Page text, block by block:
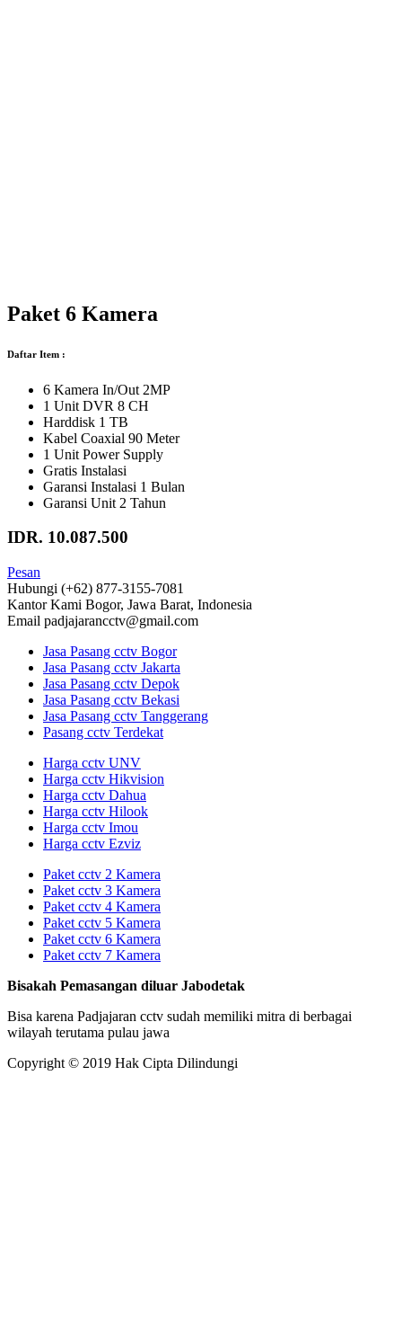
Paket 6 Kamera
Daftar Item :
6 Kamera In/Out 2MP
1 Unit DVR 8 CH
Harddisk 1 TB
Kabel Coaxial 90 Meter
1 Unit Power Supply
Gratis Instalasi
Garansi Instalasi 1 Bulan
Garansi Unit 2 Tahun
IDR. 10.087.500
Pesan
Hubungi (+62) 877-3155-7081
Kantor Kami Bogor, Jawa Barat, Indonesia
Email padjajarancctv@gmail.com
Jasa Pasang cctv Bogor
Jasa Pasang cctv Jakarta
Jasa Pasang cctv Depok
Jasa Pasang cctv Bekasi
Jasa Pasang cctv Tanggerang
Pasang cctv Terdekat
Harga cctv UNV
Harga cctv Hikvision
Harga cctv Dahua
Harga cctv Hilook
Harga cctv Imou
Harga cctv Ezviz
Paket cctv 2 Kamera
Paket cctv 3 Kamera
Paket cctv 4 Kamera
Paket cctv 5 Kamera
Paket cctv 6 Kamera
Paket cctv 7 Kamera
Bisakah Pemasangan diluar Jabodetak
Bisa karena Padjajaran cctv sudah memiliki mitra di berbagai
wilayah terutama pulau jawa
Copyright © 2019 Hak Cipta Dilindungi